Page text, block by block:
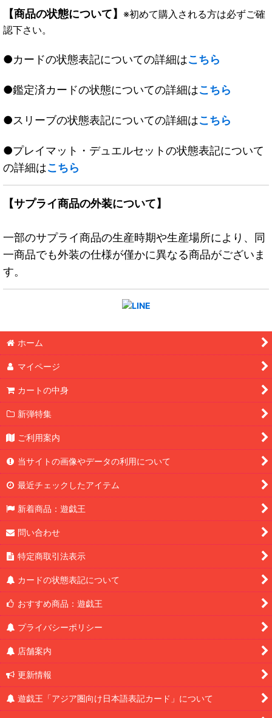
【商品の状態について】 ※初めて購入される方は必ずご確
認下さい。
●カードの状態表記についての詳細はこちら
●鑑定済カードの状態についての詳細はこちら
●スリーブの状態表記についての詳細はこちら
●プレイマット・デュエルセットの状態表記について
の詳細はこちら
【サプライ商品の外装について】
一部のサプライ商品の生産時期や生産場所により、同
一商品でも外装の仕様が僅かに異なる商品がございま
す。
ホーム
マイページ
カートの中身
新弾特集
ご利用案内
当サイトの画像やデータの利用について
最近チェックしたアイテム
新着商品：遊戯王
問い合わせ
特定商取引法表示
カードの状態表記について
おすすめ商品：遊戯王
プライバシーポリシー
店舗案内
更新情報
遊戯王「アジア圏向け日本語表記カード」について